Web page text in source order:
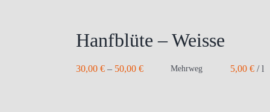
Hanfblüte – Weisse
30,00 €– 50,00 € Mehrweg 5,00 €/l